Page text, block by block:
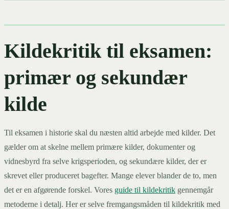
Kildekritik til eksamen:
primær og sekundær
kilde
Til eksamen i historie skal du næsten altid arbejde med kilder. Det
gælder om at skelne mellem primære kilder, dokumenter og
vidnesbyrd fra selve krigsperioden, og sekundære kilder, der er
skrevet eller produceret bagefter. Mange elever blander de to, men
det er en afgørende forskel. Vores guide til kildekritik gennemgår
metoderne i detalj. Her er selve fremgangsmåden til kildekritik med